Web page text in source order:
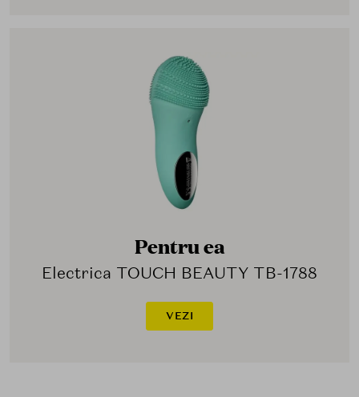
Pentru ea
Electrica TOUCH BEAUTY TB-1788
VEZI